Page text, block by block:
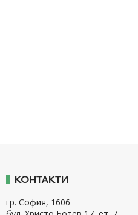
КОНТАКТИ
гр. София, 1606